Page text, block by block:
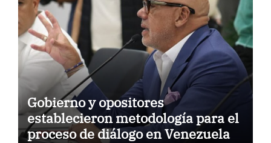
Gobierno y opositores
establecieron metodología para el
proceso de diálogo en Venezuela